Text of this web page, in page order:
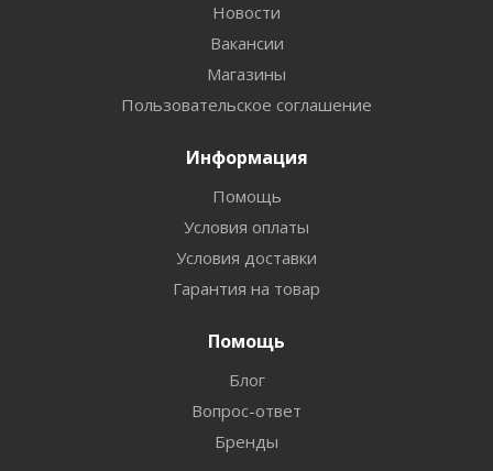
Новости
Вакансии
Магазины
Пользовательское соглашение
Информация
Помощь
Условия оплаты
Условия доставки
Гарантия на товар
Помощь
Блог
Вопрос-ответ
Бренды